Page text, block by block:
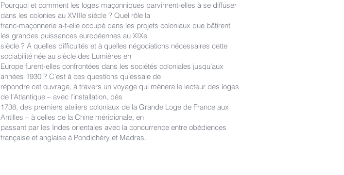
Pourquoi et comment les loges maçonniques parvinrent-elles à se diffuser
dans les colonies au XVIIIe siècle ? Quel rôle la
franc-maçonnerie a-t-elle occupé dans les projets coloniaux que bâtirent
les grandes puissances européennes au XIXe
siècle ? À quelles difficultés et à quelles négociations nécessaires cette
sociabilité née au siècle des Lumières en
Europe furent-elles confrontées dans les sociétés coloniales jusqu’aux
années 1930 ? C’est à ces questions qu’essaie de
répondre cet ouvrage, à travers un voyage qui mènera le lecteur des loges
de l’Atlantique – avec l’installation, dès
1738, des premiers ateliers coloniaux de la Grande Loge de France aux
Antilles – à celles de la Chine méridionale, en
passant par les Indes orientales avec la concurrence entre obédiences
française et anglaise à Pondichéry et Madras.